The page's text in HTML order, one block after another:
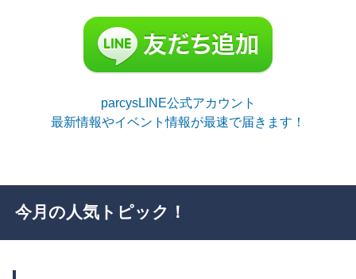
parcysLINE公式アカウント
最新情報やイベント情報が最速で届きます！
今月の人気トピック！